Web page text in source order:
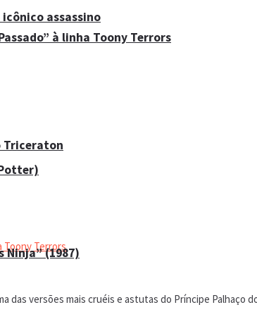
icônico assassino
à linha Toony Terrors
Triceraton
Ninja” (1987)
das versões mais cruéis e astutas do Príncipe Palhaço